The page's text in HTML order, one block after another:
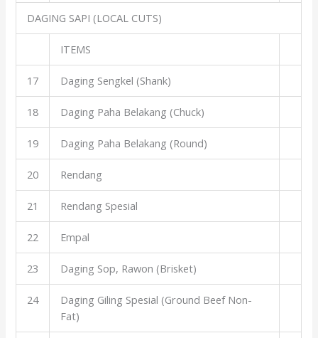
DAGING SAPI (LOCAL CUTS)
ITEMS
17 Daging Sengkel (Shank)
18 Daging Paha Belakang (Chuck)
19 Daging Paha Belakang (Round)
20 Rendang
21 Rendang Spesial
22 Empal
23 Daging Sop, Rawon (Brisket)
24
Daging Giling Spesial (Ground Beef Non-
Fat)